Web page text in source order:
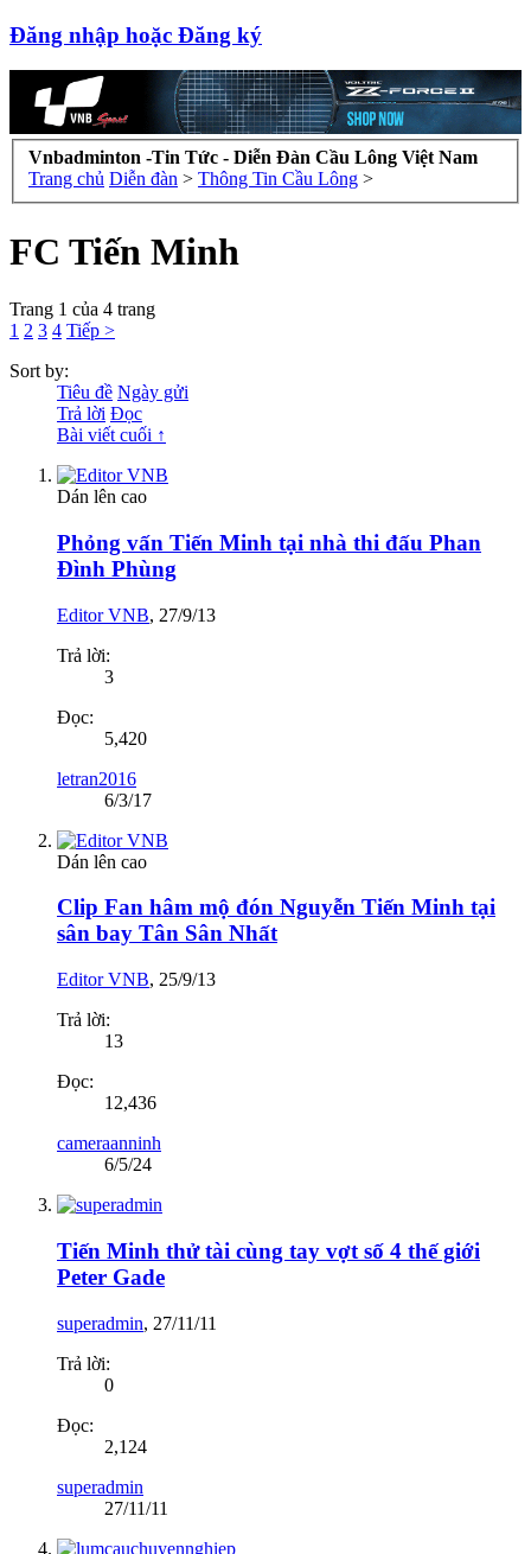
Đăng nhập hoặc Đăng ký
Vnbadminton -Tin Tức - Diễn Đàn Cầu Lông Việt Nam
Trang chủ Diễn đàn > Thông Tin Cầu Lông >
FC Tiến Minh
Trang 1 của 4 trang
1 2 3 4 Tiếp >
Sort by:
Tiêu đề Ngày gửi
Trả lời Đọc
Bài viết cuối ↑
Dán lên cao
Phỏng vấn Tiến Minh tại nhà thi đấu Phan
Đình Phùng
Editor VNB, 27/9/13
Trả lời:
3
Đọc:
5,420
letran2016
6/3/17
Dán lên cao
Clip Fan hâm mộ đón Nguyễn Tiến Minh tại
sân bay Tân Sân Nhất
Editor VNB, 25/9/13
Trả lời:
13
Đọc:
12,436
cameraanninh
6/5/24
Tiến Minh thử tài cùng tay vợt số 4 thế giới
Peter Gade
superadmin, 27/11/11
Trả lời:
0
Đọc:
2,124
superadmin
27/11/11